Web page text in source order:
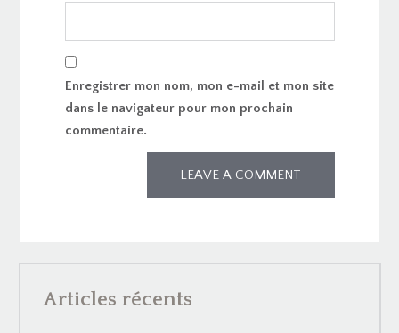
Enregistrer mon nom, mon e-mail et mon site
dans le navigateur pour mon prochain
commentaire.
Articles récents